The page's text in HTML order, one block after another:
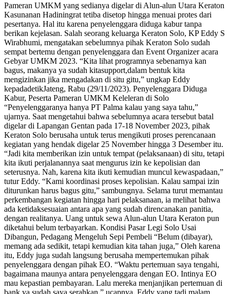
Pameran UMKM yang sedianya digelar di Alun-alun Utara Keraton
Kasunanan Hadiningrat tetiba disetop hingga menuai protes dari
pesertanya. Hal itu karena penyelenggara diduga kabur tanpa
berikan kejelasan. Salah seorang keluarga Keraton Solo, KP Eddy S
Wirabhumi, mengatakan sebelumnya pihak Keraton Solo sudah
sempat bertemu dengan penyelenggara dan Event Organizer acara
Gebyar UMKM 2023. “Kita lihat programnya sebenarnya kan
bagus, makanya ya sudah kitasupport,dalam bentuk kita
mengizinkan jika mengadakan di situ gitu,” ungkap Eddy
kepadadetikJateng, Rabu (29/11/2023). Penyelenggara Diduga
Kabur, Peserta Pameran UMKM Keleleran di Solo
“Penyelenggaranya hanya PT Palma kalau yang saya tahu,”
ujarnya. Saat mengetahui bahwa sebelumnya acara tersebut batal
digelar di Lapangan Gentan pada 17-18 November 2023, pihak
Keraton Solo berusaha untuk terus mengikuti proses perencanaan
kegiatan yang hendak digelar 25 November hingga 3 Desember itu.
“Jadi kita memberikan izin untuk tempat (pelaksanaan) di situ, tetapi
kita ikuti perjalanannya saat mengurus izin ke kepolisian dan
seterusnya. Nah, karena kita ikuti kemudian muncul kewaspadaan,”
tutur Eddy. “Kami koordinasi proses kepolisian. Kalau sampai izin
diturunkan harus bagus gitu,” sambungnya. Selama turut memantau
perkembangan kegiatan hingga hari pelaksanaan, ia melihat bahwa
ada ketidaksesuaian antara apa yang sudah direncanakan panitia,
dengan realitanya. Uang untuk sewa Alun-alun Utara Keraton pun
diketahui belum terbayarkan. Kondisi Pasar Legi Solo Usai
Dibangun, Pedagang Mengeluh Sepi Pembeli “Belum (dibayar),
memang ada sedikit, tetapi kemudian kita tahan juga,” Oleh karena
itu, Eddy juga sudah langsung berusaha mempertemukan pihak
penyelenggara dengan pihak EO. “Waktu pertemuan saya tengahi,
bagaimana maunya antara penyelenggara dengan EO. Intinya EO
mau kepastian pembayaran. Lalu mereka menjanjikan pertemuan di
bank ya sudah saya serahkan,” ucapnya. Eddy yang tadi malam